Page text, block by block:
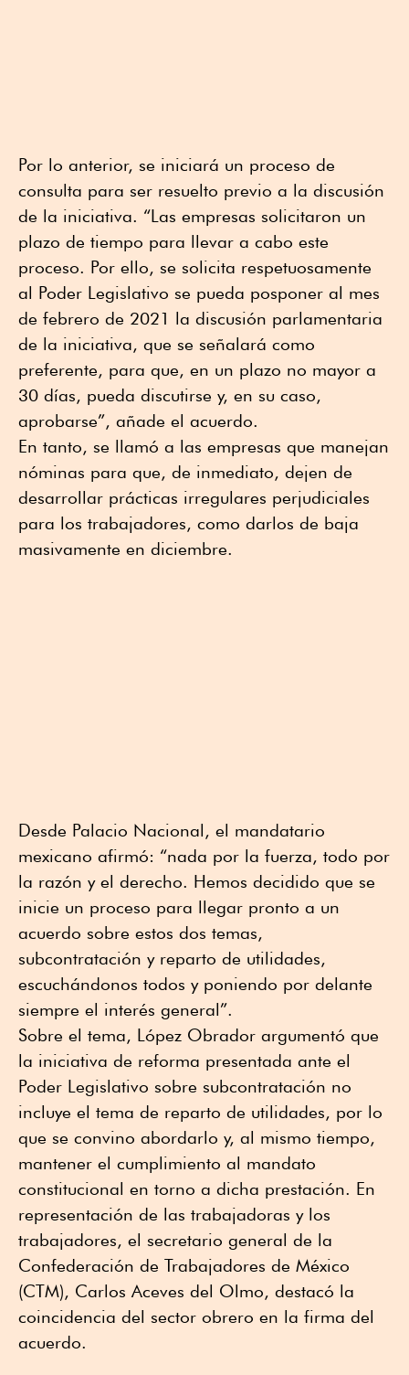
Por lo anterior, se iniciará un proceso de
consulta para ser resuelto previo a la discusión
de la iniciativa. “Las empresas solicitaron un
plazo de tiempo para llevar a cabo este
proceso. Por ello, se solicita respetuosamente
al Poder Legislativo se pueda posponer al mes
de febrero de 2021 la discusión parlamentaria
de la iniciativa, que se señalará como
preferente, para que, en un plazo no mayor a
30 días, pueda discutirse y, en su caso,
aprobarse”, añade el acuerdo.
En tanto, se llamó a las empresas que manejan
nóminas para que, de inmediato, dejen de
desarrollar prácticas irregulares perjudiciales
para los trabajadores, como darlos de baja
masivamente en diciembre.
Desde Palacio Nacional, el mandatario
mexicano afirmó: “nada por la fuerza, todo por
la razón y el derecho. Hemos decidido que se
inicie un proceso para llegar pronto a un
acuerdo sobre estos dos temas,
subcontratación y reparto de utilidades,
escuchándonos todos y poniendo por delante
siempre el interés general”.
Sobre el tema, López Obrador argumentó que
la iniciativa de reforma presentada ante el
Poder Legislativo sobre subcontratación no
incluye el tema de reparto de utilidades, por lo
que se convino abordarlo y, al mismo tiempo,
mantener el cumplimiento al mandato
constitucional en torno a dicha prestación. En
representación de las trabajadoras y los
trabajadores, el secretario general de la
Confederación de Trabajadores de México
(CTM), Carlos Aceves del Olmo, destacó la
coincidencia del sector obrero en la firma del
acuerdo.